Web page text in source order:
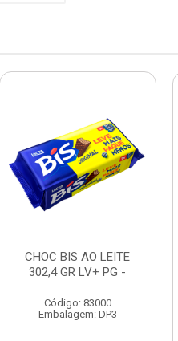
CHOC BIS AO LEITE
302,4 GR LV+ PG -
Código: 83000
Embalagem: DP3